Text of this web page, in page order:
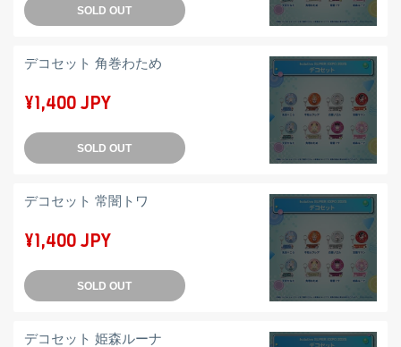
SOLD OUT
デコセット 角巻わため
¥1,400 JPY
SOLD OUT
デコセット 常闇トワ
¥1,400 JPY
SOLD OUT
デコセット 姫森ルーナ